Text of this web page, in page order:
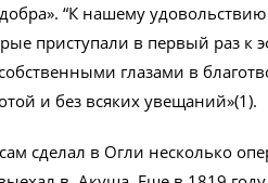
добра». “К нашему
приступали в первый раз
глазами в
и без всяких увещаний»(1).
сделал в Огли несколько